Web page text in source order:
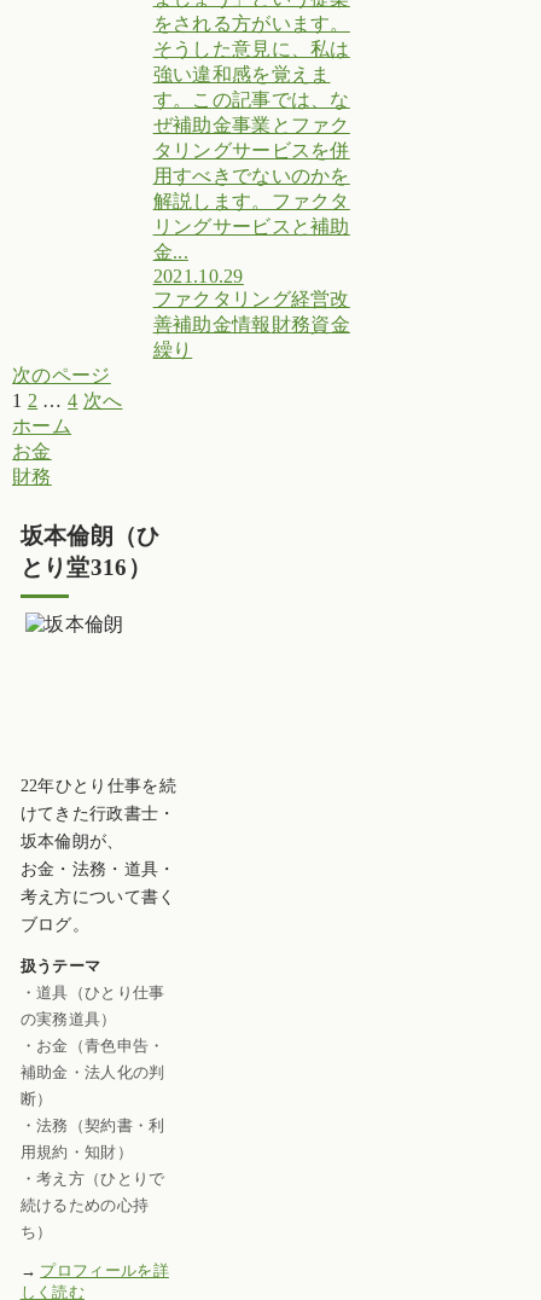
をされる方がいます。
そうした意見に、私は
強い違和感を覚えま
す。この記事では、な
ぜ補助金事業とファク
タリングサービスを併
用すべきでないのかを
解説します。ファクタ
リングサービスと補助
金...
2021.10.29
ファクタリング経営改
善補助金情報 財務資金
繰り
次のページ
1 2 … 4 次へ
ホーム
お金
財務
坂本倫朗（ひ
とり堂316）
22年ひとり仕事を続
けてきた行政書士・
坂本倫朗が、
お金・法務・道具・
考え方について書く
ブログ。
扱うテーマ
・道具（ひとり仕事
の実務道具）
・お金（青色申告・
補助金・法人化の判
断）
・法務（契約書・利
用規約・知財）
・考え方（ひとりで
続けるための心持
ち）
→ プロフィールを詳
しく読む